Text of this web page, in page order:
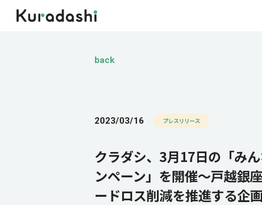
back
2023/03/16 プレスリリース
クラダシ、3月17日の「み
ンペーン」を開催～戸越銀
ードロス削減を推進する企